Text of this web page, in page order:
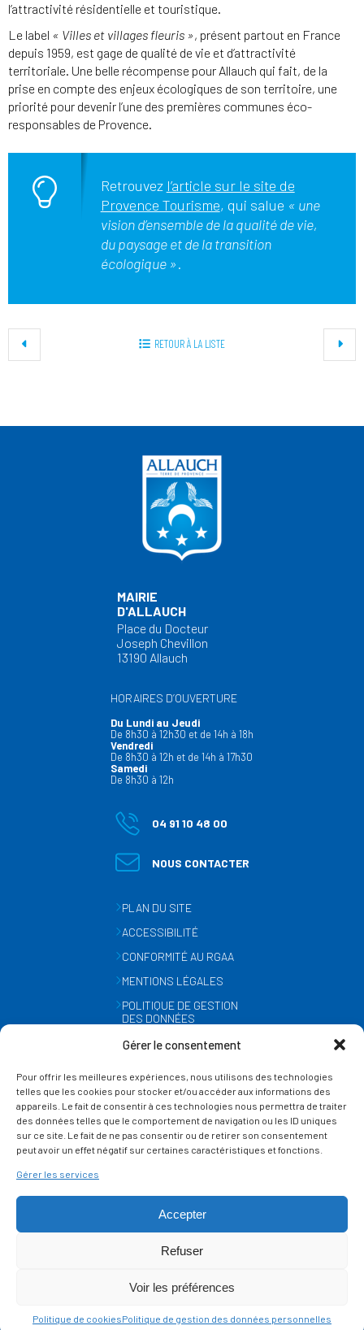
Gérer le consentement
Pour offrir les meilleures expériences, nous utilisons des technologies
telles que les cookies pour stocker et/ou accéder aux informations des
appareils. Le fait de consentir à ces technologies nous permettra de traiter
des données telles que le comportement de navigation ou les ID uniques
sur ce site. Le fait de ne pas consentir ou de retirer son consentement
peut avoir un effet négatif sur certaines caractéristiques et fonctions.
Gérer les services
Accepter
Refuser
Voir les préférences
Politique de cookiesPolitique de gestion des données personnelles
l’attractivité résidentielle et touristique.
Le label « Villes et villages fleuris », présent partout en France
depuis 1959, est gage de qualité de vie et d’attractivité
territoriale. Une belle récompense pour Allauch qui fait, de la
prise en compte des enjeux écologiques de son territoire, une
priorité pour devenir l’une des premières communes éco-
responsables de Provence.
Retrouvez l’article sur le site de
Provence Tourisme, qui salue « une
vision d’ensemble de la qualité de vie,
du paysage et de la transition
écologique ».
RETOUR À LA LISTE
MAIRIE
D'ALLAUCH
Place du Docteur
Joseph Chevillon
13190 Allauch
HORAIRES D’OUVERTURE
Du Lundi au Jeudi
De 8h30 à 12h30 et de 14h à 18h
Vendredi
De 8h30 à 12h et de 14h à 17h30
Samedi
De 8h30 à 12h
04 91 10 48 00
NOUS CONTACTER
PLAN DU SITE
ACCESSIBILITÉ
CONFORMITÉ AU RGAA
MENTIONS LÉGALES
POLITIQUE DE GESTION
DES DONNÉES
GESTION DES COOKIES
SUIVEZ-NOUS
SUR LES RÉSEAUX
Ce site est protégé par reCAPTCHA et lapolitique de vie privée
service Google s'appliquent.